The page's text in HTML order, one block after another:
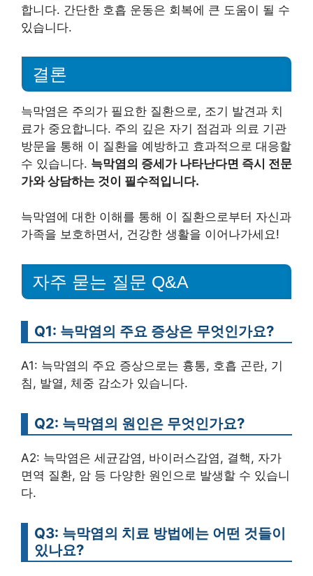
합니다. 간단한 호흡 운동은 회복에 큰 도움이 될 수
있습니다.
결론
늑막염은 주의가 필요한 질환으로, 조기 발견과 치
료가 중요합니다. 주의 깊은 자기 점검과 의료 기관
방문을 통해 이 질환을 예방하고 효과적으로 대응할
수 있습니다. 늑막염의 증세가 나타난다면 즉시 전문
가와 상담하는 것이 필수적입니다.
늑막염에 대한 이해를 통해 이 질환으로부터 자신과
가족을 보호하면서, 건강한 생활을 이어나가세요!
자주 묻는 질문 Q&A
Q1: 늑막염의 주요 증상은 무엇인가요?
A1: 늑막염의 주요 증상으로는 흉통, 호흡 곤란, 기
침, 발열, 체중 감소가 있습니다.
Q2: 늑막염의 원인은 무엇인가요?
A2: 늑막염은 세균감염, 바이러스감염, 결핵, 자가
면역 질환, 암 등 다양한 원인으로 발생할 수 있습니
다.
Q3: 늑막염의 치료 방법에는 어떤 것들이
있나요?